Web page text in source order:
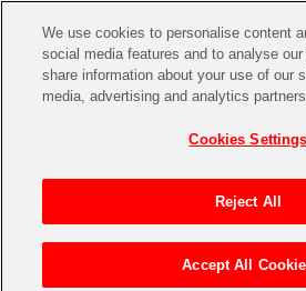
We use cookies to personalise content
social media features and to analyse
share information about your use of our
media, advertising and analytics
Cookies Settings
Reject All
Accept All